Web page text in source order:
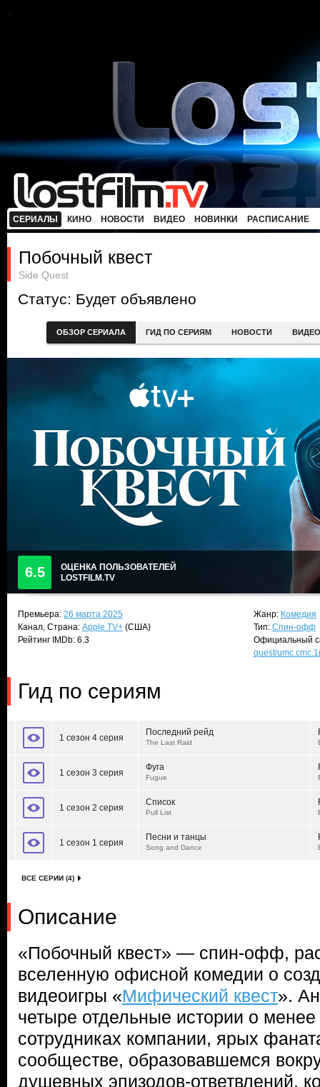
СЕРИАЛЫ КИНО НОВОСТИ ВИДЕО НОВИНКИ РАСПИСАНИЕ
Побочный квест
Side Quest
Статус: Будет объявлено
ОБЗОР СЕРИАЛА ГИД ПО СЕРИЯМ НОВОСТИ ВИДЕО
6.5
ОЦЕНКА ПОЛЬЗОВАТЕЛЕЙ
LOSTFILM.TV
Премьера: 26 марта 2025
Канал, Страна: Apple TV+ (США)
Рейтинг IMDb: 6.3
Жанр: Комедия
Тип: Спин-офф
Официальный
quest/
Гид по сериям
1 сезон 4 серия
Последний рейд
The Last Raid
1 сезон 3 серия
Фуга
Fugue
1 сезон 2 серия
Список
Pull List
1 сезон 1 серия
Песни и танцы
Song and Dance
ВСЕ СЕРИИ (4)
Описание
«Побочный квест» — спин-офф,
вселенную офисной комедии о
видеоигры «Мифический квест».
четыре отдельные истории о
сотрудниках компании, ярых
сообществе, образовавшемся
душевных эпизодов-ответвлений,